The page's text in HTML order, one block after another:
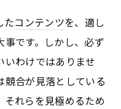
たコンテンツを、適し
です。しかし、必ず
いわけではありませ
競合が見落としている
れらを見極めるため